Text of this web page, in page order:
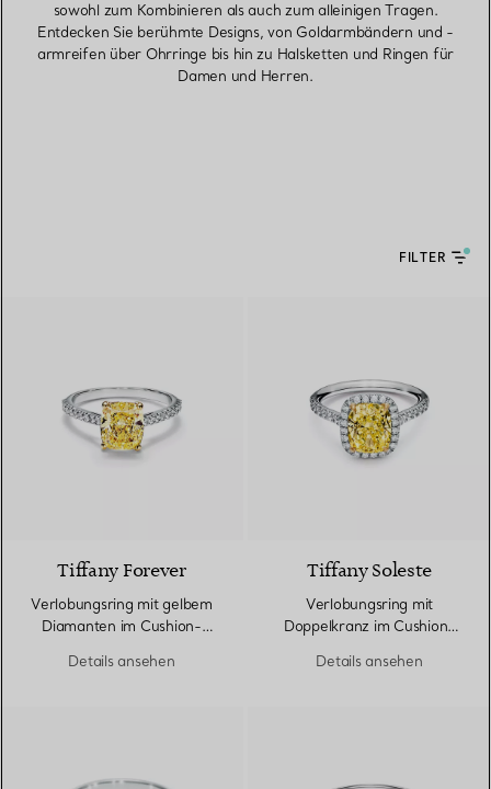
sowohl zum Kombinieren als auch zum alleinigen Tragen.
Entdecken Sie berühmte Designs, von Goldarmbändern und -
armreifen über Ohrringe bis hin zu Halsketten und Ringen für
Damen und Herren.
FILTER
Tiffany Forever
Verlobungsring mit gelbem
Diamanten im Cushion-
Diamantring in Platin
Details ansehen
Tiffany Soleste
Verlobungsring mit
Doppelkranz im Cushion-
Diamantring in Platin
Details ansehen